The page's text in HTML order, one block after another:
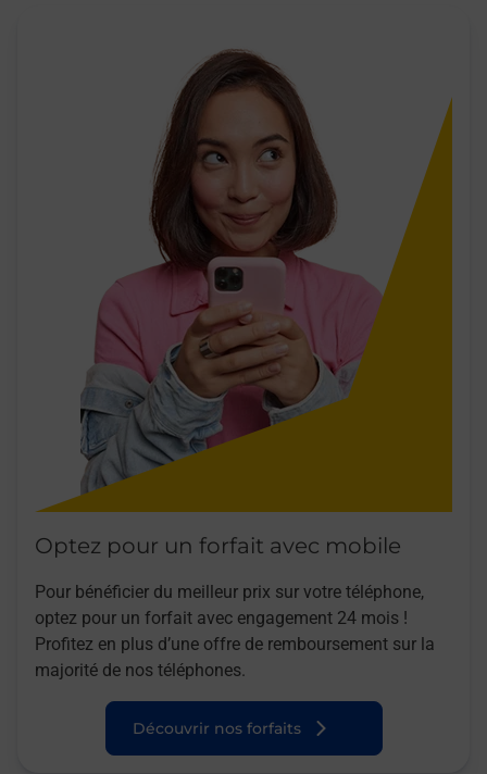
Optez pour un forfait avec mobile
Pour bénéficier du meilleur prix sur votre téléphone,
optez pour un forfait avec engagement 24 mois !
Profitez en plus d’une offre de remboursement sur la
majorité de nos téléphones.
Découvrir nos forfaits